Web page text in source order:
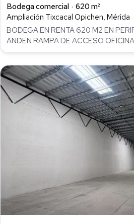
Bodega comercial
620 m²
Ampliación Tixcacal Opichen, Mérida
BODEGA EN RENTA 620 M2 EN
ANDEN RAMPA DE ACCESO OFICINA